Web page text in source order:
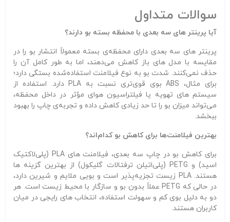
سوالات متداول
آیا پرینتر های سه‌ بعدی با محفظه بسته بو دارند؟
پرینتر های سه‌ بعدی دارای محفظه‌ی بسته معمولاً انتشار بو را در
مقایسه با مدل‌ های باز کاهش می‌دهند، اما به طور کامل آن را
حذف نمی‌کنند. شدت بو به نوع فیلامنت استفاده‌شده بستگی دارد؛
برای مثال، ABS بوی قوی‌تری نسبت به PLA دارد. استفاده از
سیستم‌ های تهویه یا فیلتراسیون هوای مؤثر در داخل محفظه،
می‌تواند میزان بو را تا حد زیادی کاهش داده و تجربه‌ی چاپ را بهبود
ببخشد.
بهترین فیلامنت‌ها برای کاهش بو کدام‌اند؟
برای کاهش بو در چاپ سه‌ بعدی، فیلامنت‌ های PLA (پلی‌لاکتیک
اسید) و PETG (پلی‌اتیلن ترفتالات گلیکول) از بهترین گزینه‌ ها
هستند. PLA زیست‌ تجزیه‌پذیر است و بویی ملایم و شیرین دارد،
در حالی که PETG عملاً بدون بو و سازگار با محیط زیست است. هر
دو به دلیل بوی کم و سهولت استفاده، انتخاب‌ های رایجی در میان
کاربران هستند.